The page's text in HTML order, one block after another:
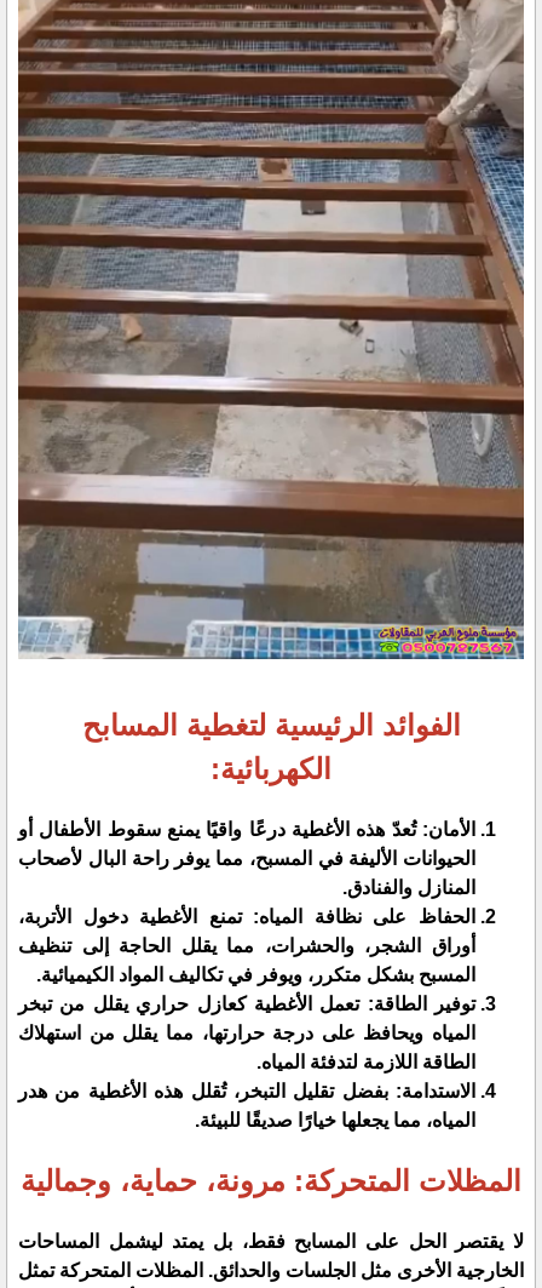
الفوائد الرئيسية لتغطية المسابح
الكهربائية:
​الأمان: تُعدّ هذه الأغطية درعًا واقيًا يمنع سقوط الأطفال أو
الحيوانات الأليفة في المسبح، مما يوفر راحة البال لأصحاب
المنازل والفنادق.
​الحفاظ على نظافة المياه: تمنع الأغطية دخول الأتربة،
أوراق الشجر، والحشرات، مما يقلل الحاجة إلى تنظيف
المسبح بشكل متكرر، ويوفر في تكاليف المواد الكيميائية.
​توفير الطاقة: تعمل الأغطية كعازل حراري يقلل من تبخر
المياه ويحافظ على درجة حرارتها، مما يقلل من استهلاك
الطاقة اللازمة لتدفئة المياه.
​الاستدامة: بفضل تقليل التبخر، تُقلل هذه الأغطية من هدر
المياه، مما يجعلها خيارًا صديقًا للبيئة.
​المظلات المتحركة: مرونة، حماية، وجمالية
​لا يقتصر الحل على المسابح فقط، بل يمتد ليشمل المساحات
الخارجية الأخرى مثل الجلسات والحدائق. المظلات المتحركة تمثل